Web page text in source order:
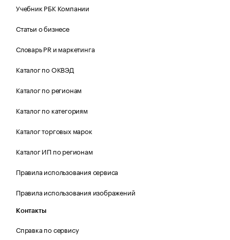
Учебник РБК Компании
Статьи о бизнесе
Словарь PR и маркетинга
Каталог по ОКВЭД
Каталог по регионам
Каталог по категориям
Каталог торговых марок
Каталог ИП по регионам
Правила использования сервиса
Правила использования изображений
Контакты
Справка по сервису